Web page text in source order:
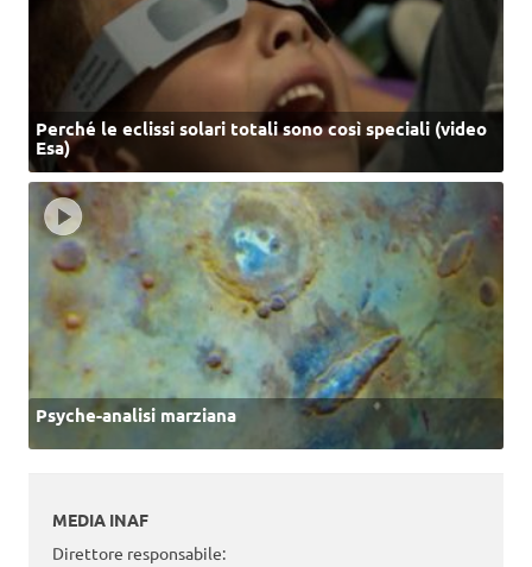
Perché le eclissi solari totali sono così speciali (video
Esa)
Psyche-analisi marziana
MEDIA INAF
Direttore responsabile: